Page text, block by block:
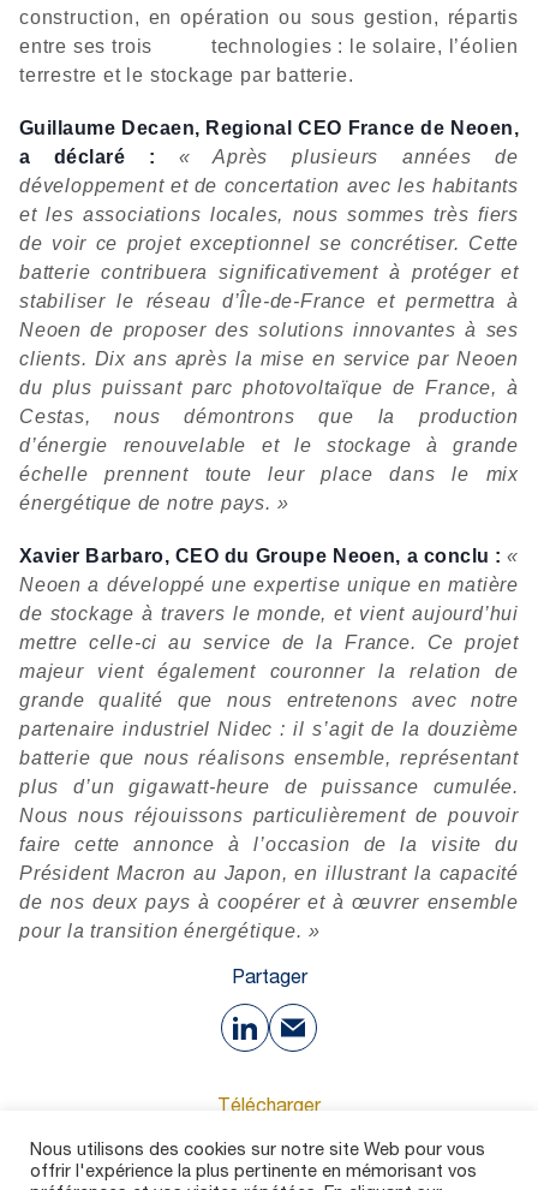
construction, en opération ou sous gestion, répartis
entre ses trois technologies : le solaire, l’éolien
terrestre et le stockage par batterie.
Guillaume Decaen, Regional CEO France de Neoen,
a déclaré : « Après plusieurs années de
développement et de concertation avec les habitants
et les associations locales, nous sommes très fiers
de voir ce projet exceptionnel se concrétiser. Cette
batterie contribuera significativement à protéger et
stabiliser le réseau d’Île-de-France et permettra à
Neoen de proposer des solutions innovantes à ses
clients. Dix ans après la mise en service par Neoen
du plus puissant parc photovoltaïque de France, à
Cestas, nous démontrons que la production
d’énergie renouvelable et le stockage à grande
échelle prennent toute leur place dans le mix
énergétique de notre pays. »
Xavier Barbaro, CEO du Groupe Neoen, a conclu :«
Neoen a développé une expertise unique en matière
de stockage à travers le monde, et vient aujourd’hui
mettre celle-ci au service de la France. Ce projet
majeur vient également couronner la relation de
grande qualité que nous entretenons avec notre
partenaire industriel Nidec : il s’agit de la douzième
batterie que nous réalisons ensemble, représentant
plus d’un gigawatt-heure de puissance cumulée.
Nous nous réjouissons particulièrement de pouvoir
faire cette annonce à l’occasion de la visite du
Président Macron au Japon, en illustrant la capacité
de nos deux pays à coopérer et à œuvrer ensemble
pour la transition énergétique. »
Partager
Télécharger
194 Ko
Nous utilisons des cookies sur notre site Web pour vous
offrir l'expérience la plus pertinente en mémorisant vos